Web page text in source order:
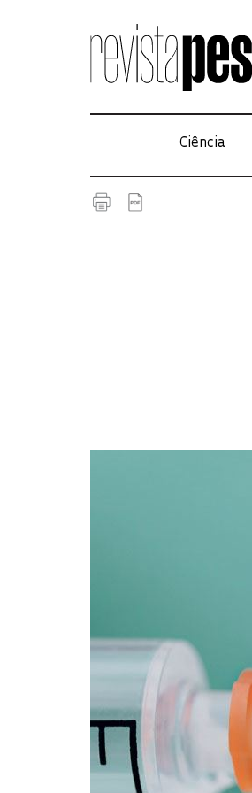
Ciência